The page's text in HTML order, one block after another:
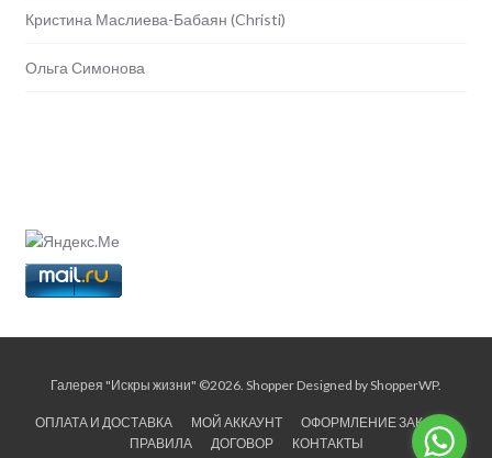
Кристина Маслиева-Бабаян (Christi)
Ольга Симонова
Галерея "Искры жизни" ©2026. Shopper Designed byShopperWP.
ОПЛАТА И ДОСТАВКА МОЙ АККАУНТ
ОФОРМЛЕНИЕ ЗАКАЗА
ПРАВИЛА
ДОГОВОР КОНТАКТЫ